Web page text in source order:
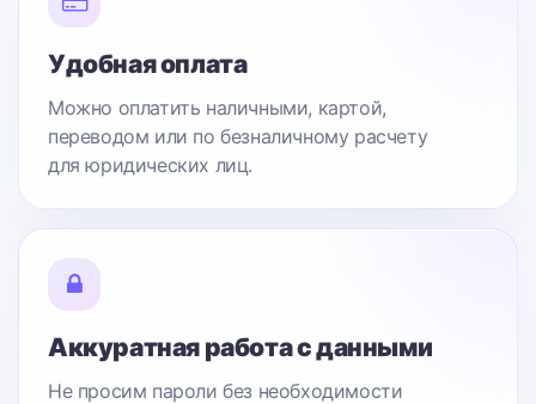
Удобная оплата
Можно оплатить наличными, картой,
переводом или по безналичному расчету
для юридических лиц.
Аккуратная работа с данными
Не просим пароли без необходимости